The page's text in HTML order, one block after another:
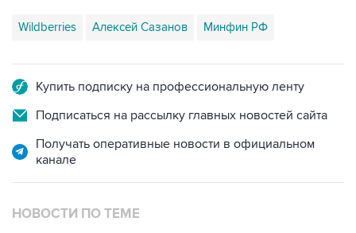
Wildberries Алексей Сазанов Минфин РФ
Купить подписку на профессиональную ленту
Подписаться на рассылку главных новостей сайта
Получать оперативные новости в официальном
канале
НОВОСТИ ПО ТЕМЕ